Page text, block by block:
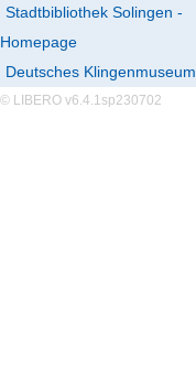
Stadtbibliothek Solingen -
Homepage
Deutsches Klingenmuseum
© LIBERO v6.4.1sp230702